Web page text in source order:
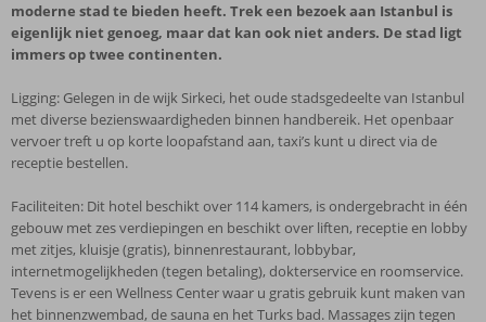
moderne stad te bieden heeft. Trek een bezoek aan Istanbul is
eigenlijk niet genoeg, maar dat kan ook niet anders. De stad ligt
immers op twee continenten.
Ligging: Gelegen in de wijk Sirkeci, het oude stadsgedeelte van Istanbul
met diverse bezienswaardigheden binnen handbereik. Het openbaar
vervoer treft u op korte loopafstand aan, taxi’s kunt u direct via de
receptie bestellen.
Faciliteiten: Dit hotel beschikt over 114 kamers, is ondergebracht in één
gebouw met zes verdiepingen en beschikt over liften, receptie en lobby
met zitjes, kluisje (gratis), binnenrestaurant, lobbybar,
internetmogelijkheden (tegen betaling), dokterservice en roomservice.
Tevens is er een Wellness Center waar u gratis gebruik kunt maken van
het binnenzwembad, de sauna en het Turks bad. Massages zijn tegen